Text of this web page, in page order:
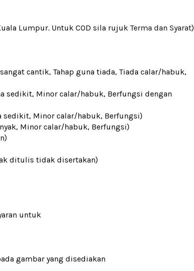
Lumpur. Untuk COD sila rujuk Terma dan Syarat)
cantik, Tahap guna tiada, Tiada calar/habuk,
sedikit, Minor calar/habuk, Berfungsi dengan
sedikit, Minor calar/habuk, Berfungsi)
Minor calar/habuk, Berfungsi)
ditulis tidak disertakan)
untuk
gambar yang disediakan